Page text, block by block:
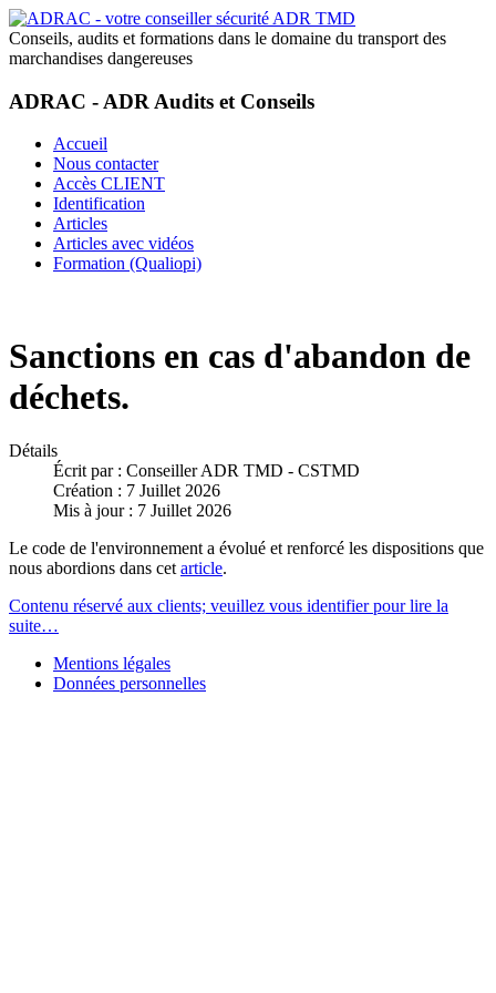
Conseils, audits et formations dans le domaine du transport des
marchandises dangereuses
ADRAC - ADR Audits et Conseils
Accueil
Nous contacter
Accès CLIENT
Identification
Articles
Articles avec vidéos
Formation (Qualiopi)
Sanctions en cas d'abandon de
déchets.
Détails
Écrit par : Conseiller ADR TMD - CSTMD
Création : 7 Juillet 2026
Mis à jour : 7 Juillet 2026
Le code de l'environnement a évolué et renforcé les dispositions que
nous abordions dans cet article.
Contenu réservé aux clients; veuillez vous identifier pour lire la
suite…
Mentions légales
Données personnelles